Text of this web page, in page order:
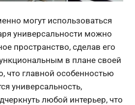
могут использоваться
универсальности можно
пространство, сделав его
в плане своей
что главной особенностью
универсальность,
любой интерьер, что